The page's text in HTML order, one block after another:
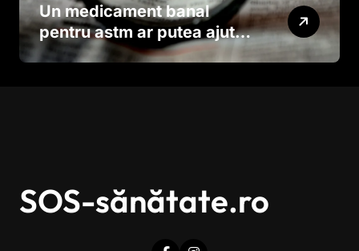
Un medicament banal
pentru astm ar putea ajuta
în lupta împotriva
SOS-sănătate.ro